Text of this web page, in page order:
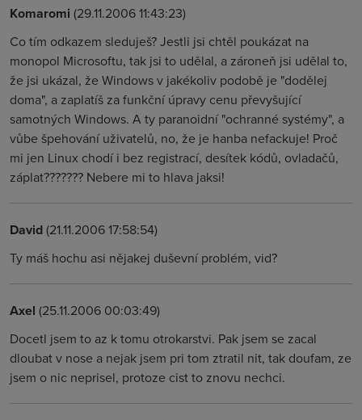
Komaromi (29.11.2006 11:43:23)
Co tím odkazem sleduješ? Jestli jsi chtěl poukázat na
monopol Microsoftu, tak jsi to udělal, a zároneň jsi udělal to,
že jsi ukázal, že Windows v jakékoliv podobě je "dodělej
doma", a zaplatíš za funkční úpravy cenu převyšující
samotných Windows. A ty paranoidní "ochranné systémy", a
vůbe špehování uživatelů, no, že je hanba nefackuje! Proč
mi jen Linux chodí i bez registrací, desítek kódů, ovladačů,
záplat??????? Nebere mi to hlava jaksi!
David(21.11.2006 17:58:54)
Ty máš hochu asi nějakej duševní problém, vid?
Axel (25.11.2006 00:03:49)
Docetl jsem to az k tomu otrokarstvi. Pak jsem se zacal
dloubat v nose a nejak jsem pri tom ztratil nit, tak doufam, ze
jsem o nic neprisel, protoze cist to znovu nechci.